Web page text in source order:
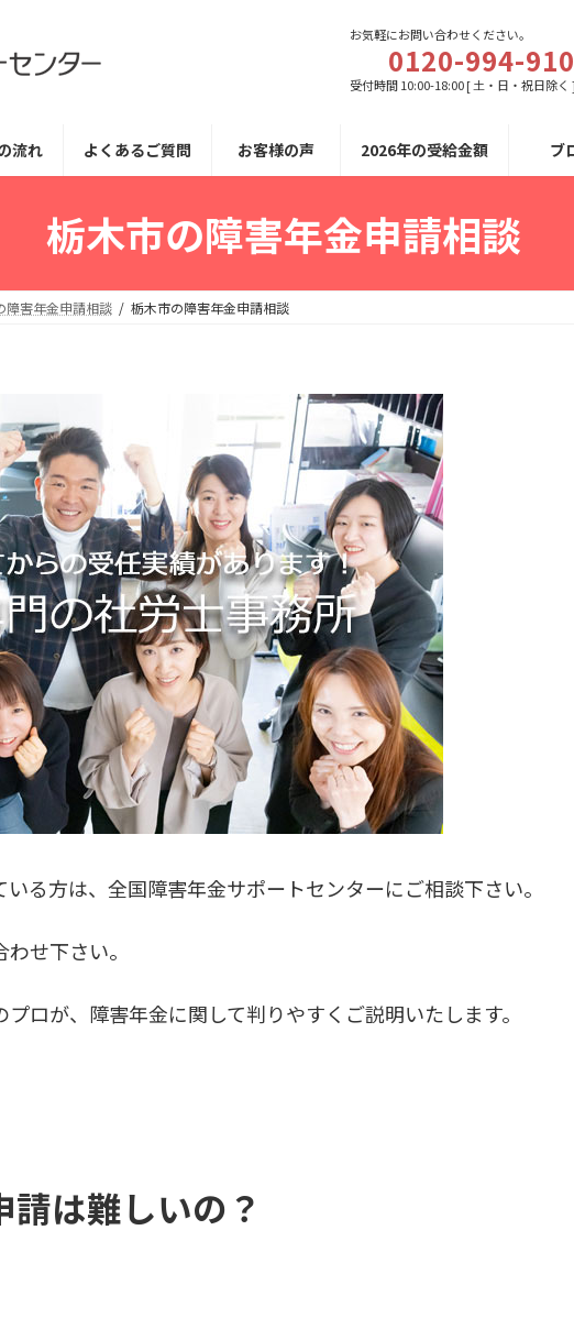
お気軽にお問い合わせください。
0120-994-910
受付時間 10:00-18:00 [ 土・日・祝日除く ]
流れ よくあるご質問 お客様の声 2026年の受給金額 ブ
栃木市の障害年金申請相談
障害年金申請相談 栃木市の障害年金申請相談
る方は、全国障害年金サポートセンターにご相談下さい。
せ下さい。
ロが、障害年金に関して判りやすくご説明いたします。
は難しいの？